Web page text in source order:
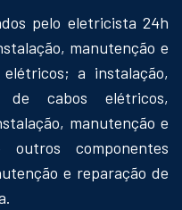
pelo eletricista 24h
manutenção e
a instalação,
de cabos elétricos,
manutenção e
componentes
e reparação de